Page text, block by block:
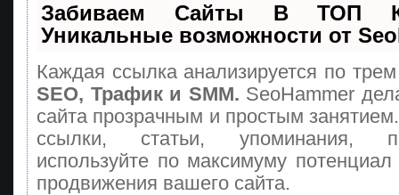
Забиваем Сайты В ТОП
Уникальные возможности от
Каждая ссылка анализируется по
SEO, Трафик и SMM. SeoHammer
сайта прозрачным и простым
ссылки, статьи, упоминания,
используйте по максимуму
продвижения вашего сайта.